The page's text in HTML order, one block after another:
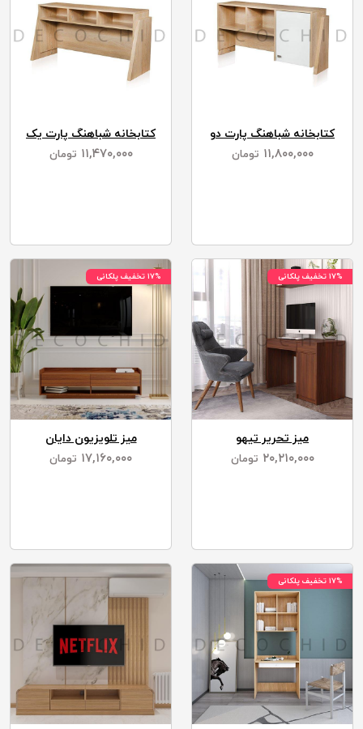
کتابخانه شباهنگ پارت دو
۱۱,۸۰۰,۰۰۰ تومان
کتابخانه شباهنگ پارت یک
۱۱,۴۷۰,۰۰۰ تومان
۱۷% تخفیف پلکانی
میز تحریر تیهو
۲۰,۲۱۰,۰۰۰ تومان
۱۷% تخفیف پلکانی
میز تلویزیون دایان
۱۷,۱۶۰,۰۰۰ تومان
۱۷% تخفیف پلکانی